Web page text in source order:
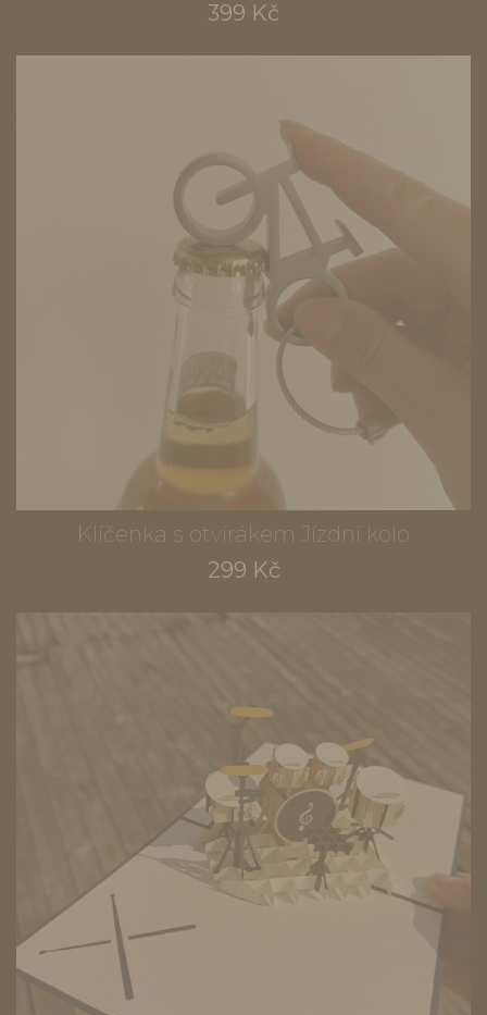
399 Kč
Klíčenka s otvírákem Jízdní kolo
299 Kč